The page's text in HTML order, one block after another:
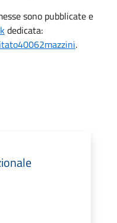
sono pubblicate e
dedicata:
.